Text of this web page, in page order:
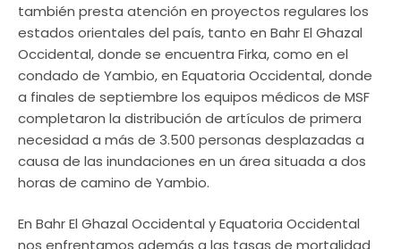
también presta atención en proyectos regulares los
estados orientales del país, tanto en Bahr El Ghazal
Occidental, donde se encuentra Firka, como en el
condado de Yambio, en Equatoria Occidental, donde
a finales de septiembre los equipos médicos de MSF
completaron la distribución de artículos de primera
necesidad a más de 3.500 personas desplazadas a
causa de las inundaciones en un área situada a dos
horas de camino de Yambio.
En Bahr El Ghazal Occidental y Equatoria Occidental
nos enfrentamos además a las tasas de mortalidad